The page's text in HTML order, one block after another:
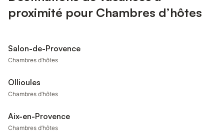
proximité pour Chambres d’hôtes
Salon-de-Provence
Chambres d’hôtes
Ollioules
Chambres d’hôtes
Aix-en-Provence
Chambres d’hôtes